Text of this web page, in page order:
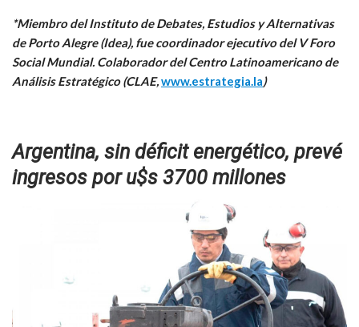
*Miembro del Instituto de Debates, Estudios y Alternativas
de Porto Alegre (Idea), fue coordinador ejecutivo del V Foro
Social Mundial. Colaborador del Centro Latinoamericano de
Análisis Estratégico (CLAE,www.estrategia.la)
Argentina, sin déficit energético, prevé
ingresos por u$s 3700 millones